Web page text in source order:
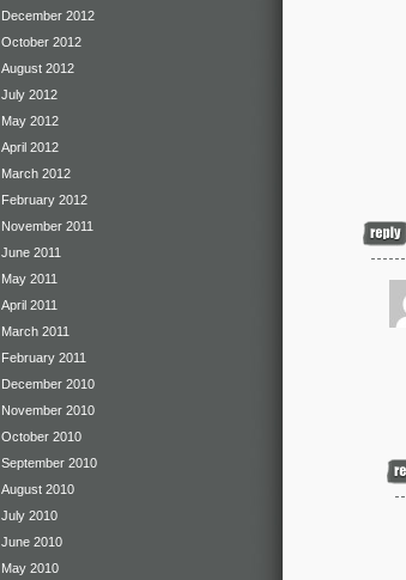
December 2012
October 2012
August 2012
July 2012
May 2012
April 2012
March 2012
February 2012
November 2011
June 2011
May 2011
April 2011
March 2011
February 2011
December 2010
November 2010
October 2010
September 2010
August 2010
July 2010
June 2010
May 2010